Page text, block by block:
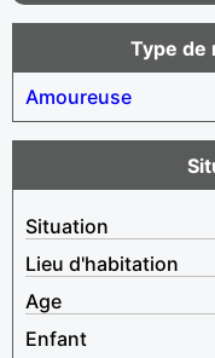
Type de
Amoureuse
Situation
Lieu d'habitation
Age
Enfant